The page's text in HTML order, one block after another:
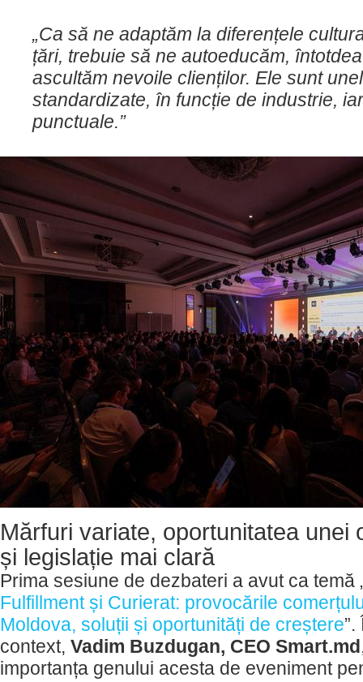
„Ca să ne adaptăm la diferențele
țări, trebuie să ne autoeducăm,
ascultăm nevoile clienților. Ele sunt
standardizate, în funcție de industrie,
punctuale.”
Mărfuri variate, oportunitatea unei
și legislație mai clară
Prima sesiune de dezbateri a avut ca temă
Fulfillment și Curierat: provocările
Moldova, soluții și oportunități de creștere
context, Vadim Buzdugan, CEO Smart.md
importanța genului acesta de eveniment